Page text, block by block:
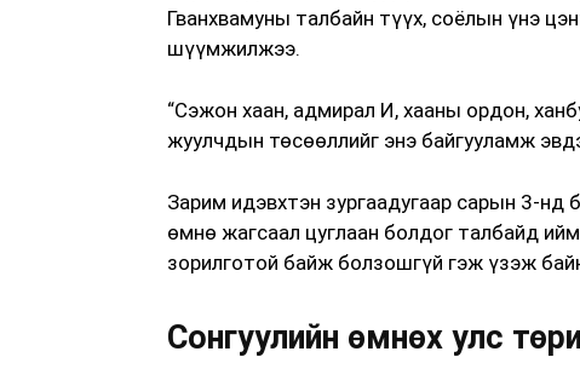
Гванхвамуны талбайн түүх, соёлын үнэ
шүүмжилжээ.
“Сэжон хаан, адмирал И, хааны ордон,
жуулчдын төсөөллийг энэ байгууламж
Зарим идэвхтэн зургаадугаар сарын 3-нд
өмнө жагсаал цуглаан болдог талбайд
зорилготой байж болзошгүй гэж үзэж
Сонгуулийн өмнөх улс